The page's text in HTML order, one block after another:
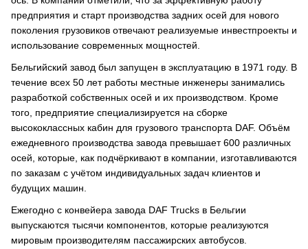
предприятия и старт производства задних осей для нового
поколения грузовиков отвечают реализуемые инвестпроекты и
использование современных мощностей.
Бельгийский завод был запущен в эксплуатацию в 1971 году. В
течение всех 50 лет работы местные инженеры занимались
разработкой собственных осей и их производством. Кроме
того, предприятие специализируется на сборке
высококлассных кабин для грузового транспорта DAF. Объём
ежедневного производства завода превышает 600 различных
осей, которые, как подчёркивают в компании, изготавливаются
по заказам с учётом индивидуальных задач клиентов и
будущих машин.
Ежегодно с конвейера завода DAF Trucks в Бельгии
выпускаются тысячи компонентов, которые реализуются
мировым производителям пассажирских автобусов.